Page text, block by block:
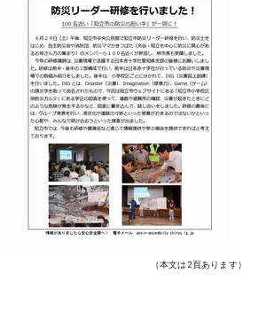
（本文は2頁あります）